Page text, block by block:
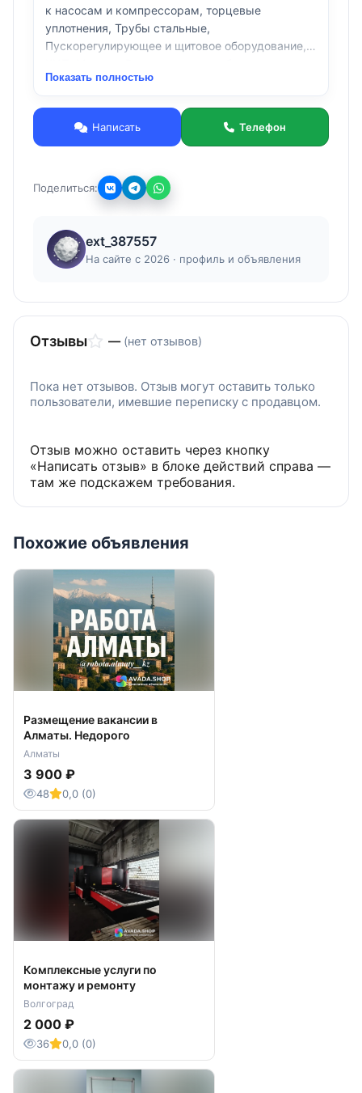
к насосам и компрессорам, торцевые
уплотнения, Трубы стальные,
Пускорегулирующее и щитовое оборудование,
ТЭНы, Катализаторы, Кабельно-проводниковая
Противопожарное оборудование, Цветной
металлопрокат и другая номенклатура.
Показать полностью
Написать Телефон
Поделиться:
ext_387557
На сайте с 2026 · профиль и объявления
Отзывы — (нет отзывов)
Пока нет отзывов. Отзыв могут оставить только
пользователи, имевшие переписку с продавцом.
Отзыв можно оставить через кнопку
«Написать отзыв» в блоке действий справа —
там же подскажем требования.
Похожие объявления
Размещение вакансии в
Алматы. Недорого
Алматы
3 900 ₽
48 0,0 (0)
Комплексные услуги по
монтажу и ремонту
Волгоград
2 000 ₽
36 0,0 (0)